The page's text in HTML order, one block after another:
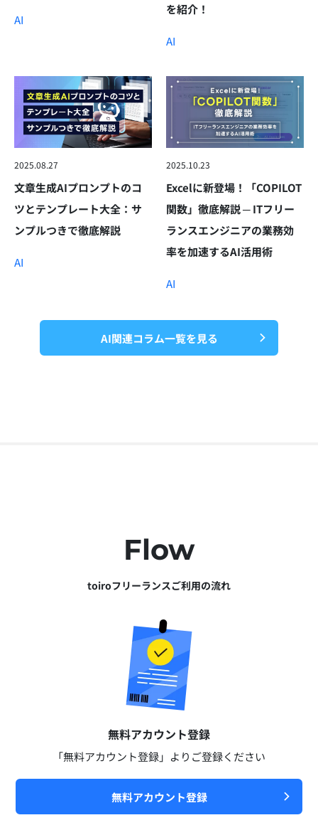
AI
を紹介！
AI
2025.08.27
文章生成AIプロンプトのコ
ツとテンプレート大全：サ
ンプルつきで徹底解説
AI
2025.10.23
Excelに新登場！「COPILOT
関数」徹底解説 ─ ITフリー
ランスエンジニアの業務効
率を加速するAI活用術
AI
AI関連コラム一覧を見る
Flow
toiroフリーランスご利用の流れ
無料アカウント登録​
「無料アカウント登録」よりご登録ください​
無料アカウント登録